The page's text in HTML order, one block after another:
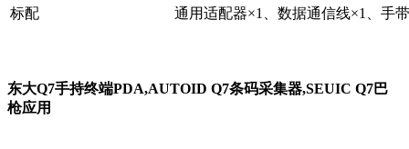
标配
通用适配器×1、数据通信线×1、手
东大Q7手持终端PDA,AUTOID Q7条码采集器,SEUIC Q7巴
枪应用